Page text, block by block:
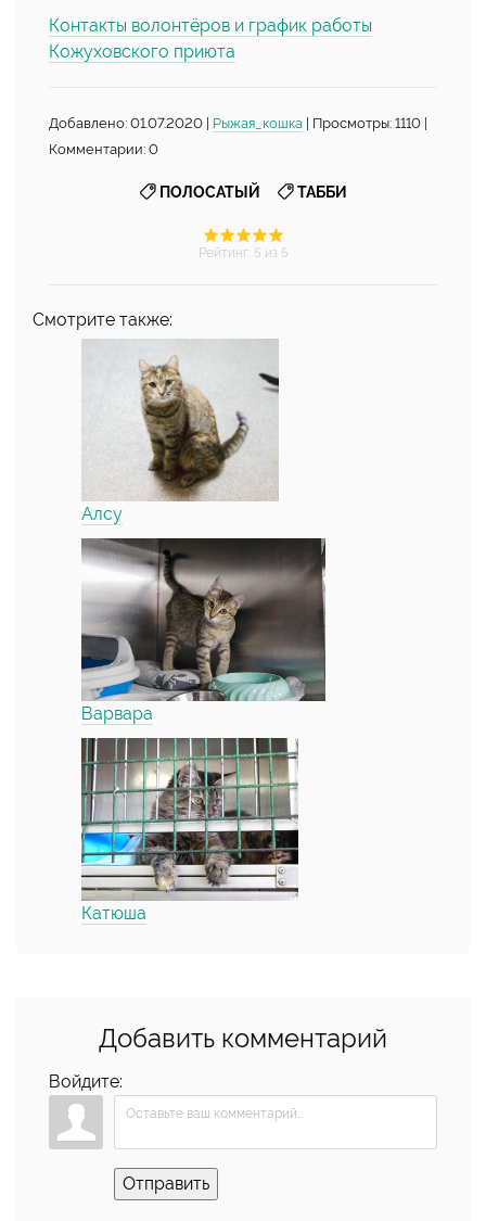
Контакты волонтёров и график работы
Кожуховского приюта
Добавлено: 01.07.2020 | Рыжая_кошка | Просмотры: 1110 |
Комментарии: 0
ПОЛОСАТЫЙ ТАББИ
Рейтинг: 5 из 5
Смотрите также:
Алсу
Варвара
Катюша
Добавить комментарий
Войдите:
Отправить